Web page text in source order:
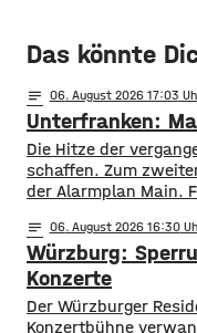
Das könnte
notes 06. August 2026 17:03
Unterfranken:
Die Hitze der
schaffen. Zum
der Alarmplan Main.
mainabwärts die
aktuell mit dem
Probleme, allerdings
notes 06. August 2026 16:30
Würzburg:
Konzerte
Der Würzburger
Konzertbühne